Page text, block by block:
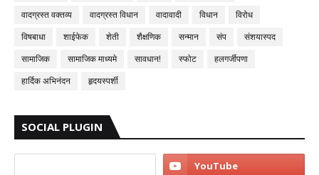
वादग्रस्त वक्तव्य
वादग्रस्त विधान वादावादी विधान
विरोध
विषबाधा
शाईफेक शेती शैक्षणिक सन्मान संप
संशयास्पद
सामाजिक
सामाजिक माध्यमे सावधान! स्फोट
हलगर्जीपणा
हार्दिक अभिनंदन
हृदयस्पर्शी
SOCIAL PLUGIN